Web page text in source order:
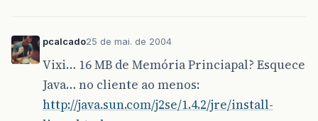
pcalcado25 de mai. de 2004
Vixi… 16 MB de Memória Princiapal? Esquece
Java… no cliente ao menos:
http://java.sun.com/j2se/1.4.2/jre/install-